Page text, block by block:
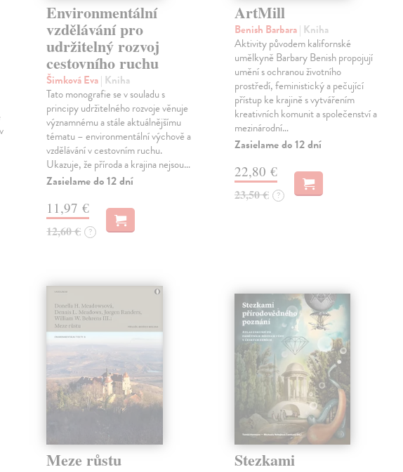
Environmentální
vzdělávání pro
udržitelný rozvoj
cestovního ruchu
Šimková Eva| Kniha
Tato monografie se v souladu s
principy udržitelného rozvoje věnuje
významnému a stále aktuálnějšímu
tématu – environmentální výchově a
vzdělávání v cestovním ruchu.
Ukazuje, že příroda a krajina nejsou…
Zasielame do 12 dní
11,97 €
12,60 € ?
ArtMill
Benish Barbara| Kniha
Aktivity původem kalifornské
umělkyně Barbary Benish propojují
umění s ochranou životního
prostředí, feministický a pečující
přístup ke krajině s vytvářením
kreativních komunit a společenství a
mezinárodní…
Zasielame do 12 dní
22,80 €
23,50 € ?
Meze růstu Stezkami